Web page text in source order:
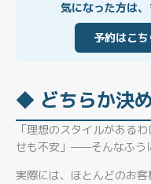
気になった方は
予約はこち
◆ どちらか決
「理想のスタイルがある
せも不安」——そんなふう
実際には、ほとんどのお